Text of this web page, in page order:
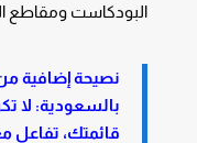
البودكاست ومقاطع
نصيحة إضافية
بالسعودية: لا
قائمتك، تفاعل